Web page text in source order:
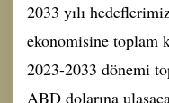
2033 yılı
ekonomisine toplam
2023-2033 dönemi
ABD dolarına